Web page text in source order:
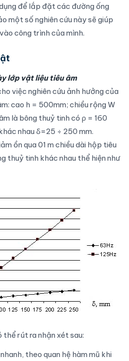
để lắp đặt các đường ống
một số nghiên cứu này sẽ giúp
công trình của mình.
lớp vật liệu tiêu âm
việc nghiên cứu ảnh hưởng của
cao h = 500mm; chiều rộng W
là bông thuỷ tinh có ρ = 160
nhau δ=25 ÷ 250 mm.
ồn qua 01 m chiều dài hộp tiêu
thuỷ tinh khác nhau thể hiện như
thể rút ra nhận xét sau:
theo quan hệ hàm mũ khi